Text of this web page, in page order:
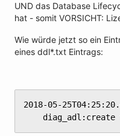
UND das Database
hat - somit VORSICHT:
Wie würde jetzt so ein
eines ddl*.txt Eintrags:
2018-05-